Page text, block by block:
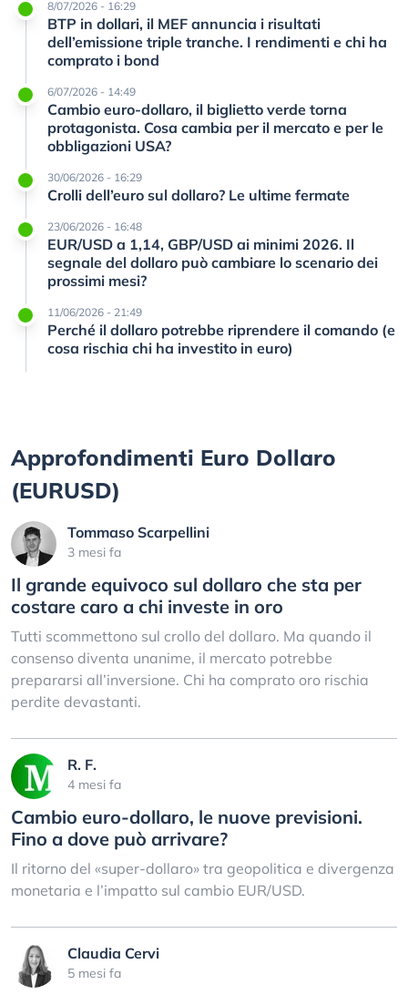
8/07/2026 - 16:29
BTP in dollari, il MEF annuncia i risultati
dell’emissione triple tranche. I rendimenti e chi ha
comprato i bond
6/07/2026 - 14:49
Cambio euro-dollaro, il biglietto verde torna
protagonista. Cosa cambia per il mercato e per le
obbligazioni USA?
30/06/2026 - 16:29
Crolli dell’euro sul dollaro? Le ultime fermate
23/06/2026 - 16:48
EUR/USD a 1,14, GBP/USD ai minimi 2026. Il
segnale del dollaro può cambiare lo scenario dei
prossimi mesi?
11/06/2026 - 21:49
Perché il dollaro potrebbe riprendere il comando (e
cosa rischia chi ha investito in euro)
Approfondimenti Euro Dollaro
(EURUSD)
Tommaso Scarpellini
3 mesi fa
Il grande equivoco sul dollaro che sta per
costare caro a chi investe in oro
Tutti scommettono sul crollo del dollaro. Ma quando il
consenso diventa unanime, il mercato potrebbe
prepararsi all’inversione. Chi ha comprato oro rischia
perdite devastanti.
R. F.
4 mesi fa
Cambio euro-dollaro, le nuove previsioni.
Fino a dove può arrivare?
Il ritorno del «super-dollaro» tra geopolitica e divergenza
monetaria e l’impatto sul cambio EUR/USD.
Claudia Cervi
5 mesi fa